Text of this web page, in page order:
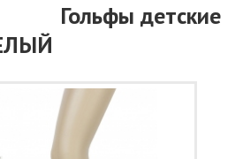
Гольфы детские